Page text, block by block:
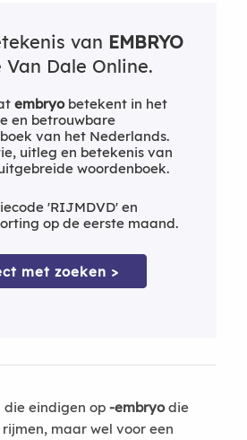
van EMBRYO
Dale Online.
embryobetekent in het
en betrouwbare
van het Nederlands.
uitleg en betekenis van
woordenboek.
'RIJMDVD' en
op de eerste maand.
met zoeken >
die eindigen op -embryodie
maar wel voor een